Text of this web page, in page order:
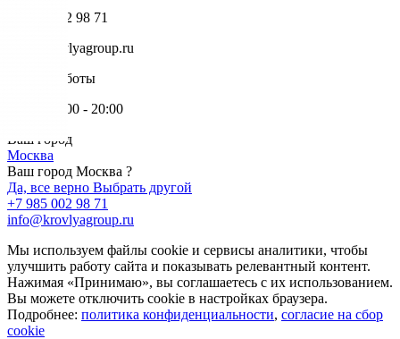
+7 985 002 98 71
info@krovlyagroup.ru
Режим работы
Пн-Пт: 9:00 - 20:00
Ваш город
Москва
Ваш город Москва ?
Да, все верно Выбрать другой
+7 985 002 98 71
info@krovlyagroup.ru
Мы используем файлы cookie и сервисы аналитики, чтобы
улучшить работу сайта и показывать релевантный контент.
Нажимая «Принимаю», вы соглашаетесь с их использованием.
Вы можете отключить cookie в настройках браузера.
Подробнее: политика конфиденциальности, согласие на сбор
cookie